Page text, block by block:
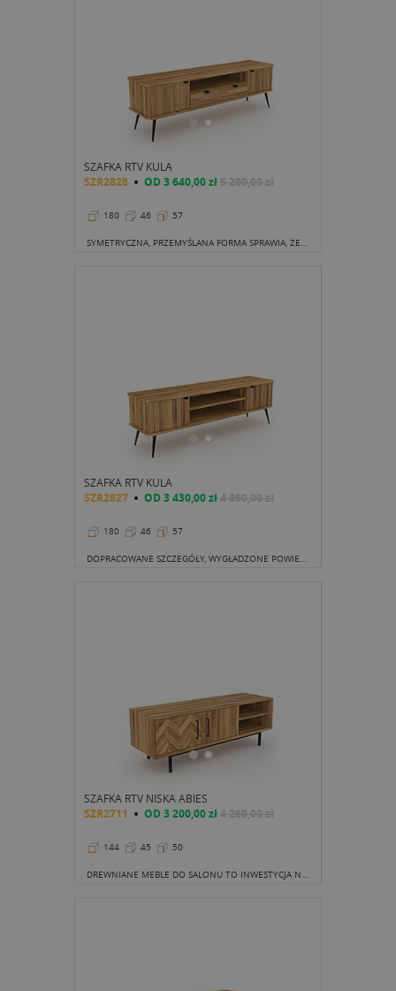
SZAFKA RTV KULA
SZR2828 OD 3 640,00 zł5 200,00 zł
180 46 57
SYMETRYCZNA, PRZEMYŚLANA FORMA SPRAWIA, ŻE CAŁY SALON NABIERA W KLAROWNOŚCI.
SZAFKA RTV KULA
SZR2827 OD 3 430,00 zł4 890,00 zł
180 46 57
DOPRACOWANE SZCZEGÓŁY, WYGŁADZONE POWIERZCHNIE BLATÓW I KRAWĘDZI, A TAKŻE WAŻNE DODATKI DEKORACYJNE, CZYLI UCHWYTY I NÓŻKI, TO COŚ, CO Z PEWNOŚCIĄ PRZYKUJE UWAGĘ I NIEJEDNOKROTNIE BĘDZIE ZACHWYCAĆ NAS I ODWIEDZAJĄCYCH NAS GOŚCI.
SZAFKA RTV NISKA ABIES
SZR2711 OD 3 200,00 zł4 260,00 zł
144 45 50
DREWNIANE MEBLE DO SALONU TO INWESTYCJA NA LATA. DOBRZE WIĘC WYBIERAĆ MODELE NAJWYŻSZEJ JAKOŚCI, URODY ORAZ O ODPOWIEDNIM ROZKŁADZIE SZAFEK.